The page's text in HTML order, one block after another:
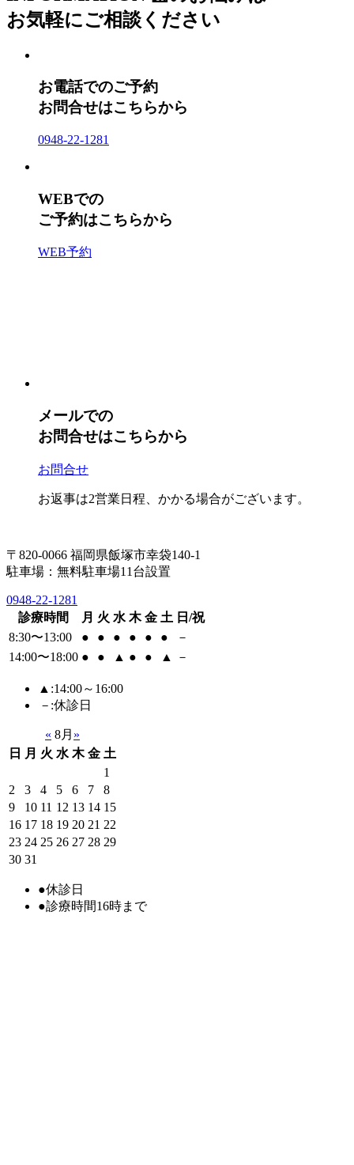
お気軽にご相談ください
お電話でのご予約
お問合せはこちらから
0948-22-1281
WEBでの
ご予約はこちらから
WEB予約
メールでの
お問合せはこちらから
お問合せ
お返事は2営業日程、かかる場合がございます。
〒820-0066 福岡県飯塚市幸袋140-1
駐車場：無料駐車場11台設置
0948-22-1281
診療時間
月 火 水 木 金 土 日/祝
8:30〜13:00
● ● ● ● ● ●
－
14:00〜18:00 ● ● ▲ ● ● ▲ －
▲ :14:00～16:00
－ :休診日
« 8月 »
日
月 火 水 木 金 土
1
2
3 4 5 6 7
8
9
10 11 12 13 14 15
16 17 18 19 20 21 22
23 24 25 26 27 28 29
30 31
●休診日
●診療時間16時まで